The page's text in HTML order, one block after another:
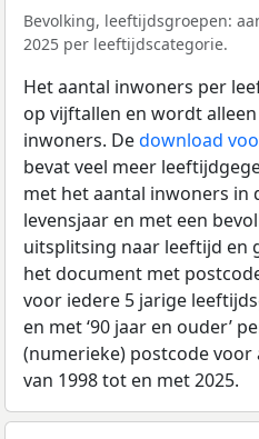
Bevolking, leeftijdsgroepen:
2025 per leeftijdscategorie.
Het aantal inwoners per
op vijftallen en wordt
inwoners. Dedownload
bevat veel meer
met het aantal inwoners in
levensjaar en met een
uitsplitsing naar leeftijd en
het document met
voor iedere 5 jarige
en met ‘90 jaar en ouder’
(numerieke) postcode
van 1998 tot en met 2025.